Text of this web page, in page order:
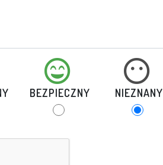
BEZPIECZNY NIEZNANY